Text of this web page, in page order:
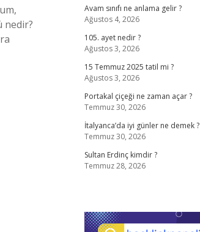
nedir?
Avam sınıfı ne anlama gelir ?
Ağustos 4, 2026
105. ayet nedir ?
Ağustos 3, 2026
15 Temmuz 2025 tatil mi ?
Ağustos 3, 2026
Portakal çiçeği ne zaman açar ?
Temmuz 30, 2026
İtalyanca’da iyi günler ne demek ?
Temmuz 30, 2026
Sultan Erdinç kimdir ?
Temmuz 28, 2026